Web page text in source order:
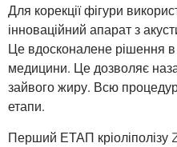
Для корекції фігури
інноваційний апарат з
Це вдосконалене рішення в
медицини. Це дозволяє
зайвого жиру. Всю
етапи.
Перший ЕТАП